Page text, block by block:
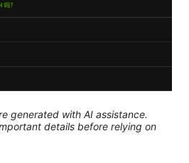
generated with AI assistance.
details before relying on